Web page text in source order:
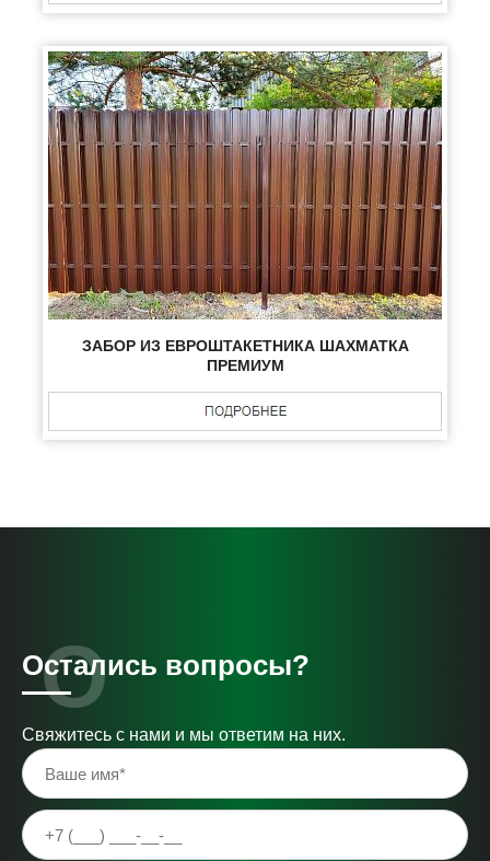
ЗАБОР ИЗ ЕВРОШТАКЕТНИКА ШАХМАТКА
ПРЕМИУМ
Остались вопросы?
Свяжитесь с нами и мы ответим на них.